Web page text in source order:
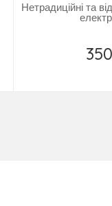
Нетрадиційні та